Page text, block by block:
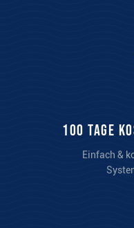
100 Tage
Einfach &